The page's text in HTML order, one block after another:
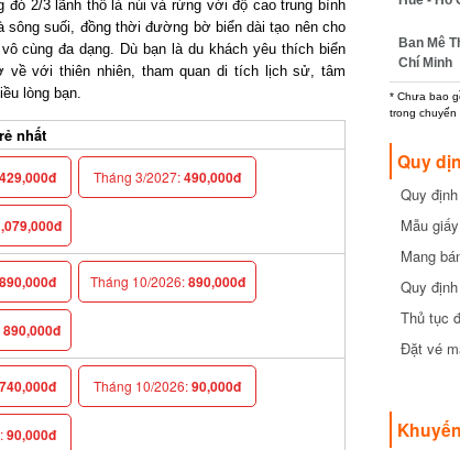
2/3 lãnh thổ là núi và rừng với độ cao trung bình
suối, đồng thời đường bờ biển dài tạo nên cho
cùng đa dạng. Dù bạn là du khách yêu thích biển
về với thiên nhiên, tham quan di tích lịch sử, tâm
lòng bạn.
nhất
Tháng 3/2027:490,000đ
Tháng 10/2026:890,000đ
Tháng 10/2026:90,000đ
Ban Mê
Chí Minh
* Chưa bao
trong chuyến
Quy
Quy
cần biết
Mẫu
Mang
Quy
Thủ tục
Đặt vé